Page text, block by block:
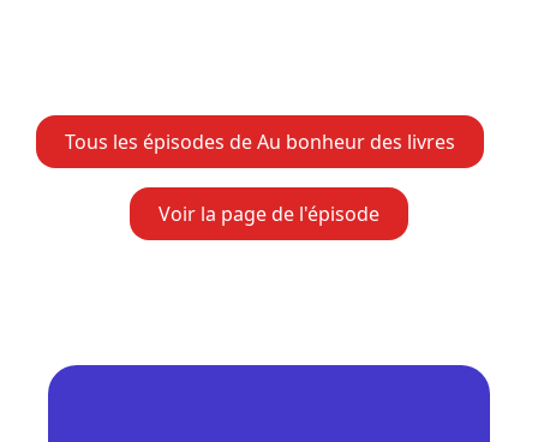
Tous les épisodes de Au bonheur des livres
Voir la page de l'épisode